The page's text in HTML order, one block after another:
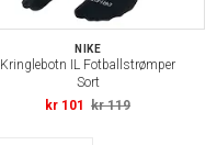
NIKE
Kringlebotn IL Fotballstrømper
Sort
kr 101
kr 119